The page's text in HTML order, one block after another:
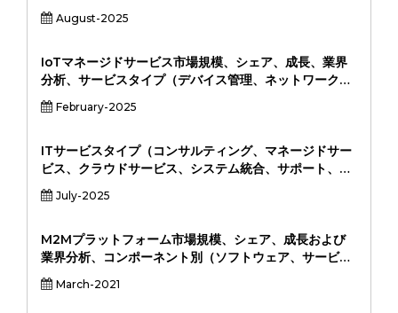
ランチャイズ、地域分析）
品タイプ（OBDデバイス、スタンドアロントラッカー、
上級トラッカー、高度なトラッカー）によるアプリケー
クス会社、自動車所有者、レンタル＆リースエージェン
ス）、および地域分析、地域分析、2024-2031
August-2025
IoTマネージドサービス市場規模、シェア、成長、業界
分析、サービスタイプ（デバイス管理、ネットワーク管
理、セキュリティ、データ分析、その他）、エンドユー
ザー産業（製造、ヘルスケア、小売、エネルギー、自動
ンプレミス、ハイブリッド）、地域分析、2024-2031
February-2025
ITサービスタイプ（コンサルティング、マネージドサー
ビス、クラウドサービス、システム統合、サポート、メ
ンテナンス）ごとのサービスタイプ（コンサルティン
グ、マネージドサービス、クラウドサービス、システム
（BFSI、ヘルスケア、製造、小売、政府、ITおよびテレ
コム、その他）、地域分析、地域分析
July-2025
M2Mプラットフォーム市場規模、シェア、成長および
業界分析、コンポーネント別（ソフトウェア、サービ
ス、接続）、展開タイプ別（クラウド、オンプレミ
ス）、アプリケーション別（資産追跡と管理、予知保
March-2021